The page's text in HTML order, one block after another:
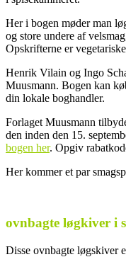
Her i bogen møder man
og store undere af
Opskrifterne er
Henrik Vilain og Ingo
Muusmann. Bogen kan
din lokale boghandler.
Forlaget Muusmann
den inden den 15.
bogen her. Opgiv
Her kommer et par
ovnbagte løgkiver i
Disse ovnbagte løgskiver